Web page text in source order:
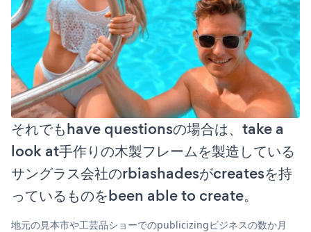
それでもhave questionsの場合は、take a
look at手作りの木製フレームを製造している
サングラス会社のrbiashadesがcreatesを持
っているものをbeen able to create。
地元の見本市や工芸品ショーでのpublicizingビジネスの数か月